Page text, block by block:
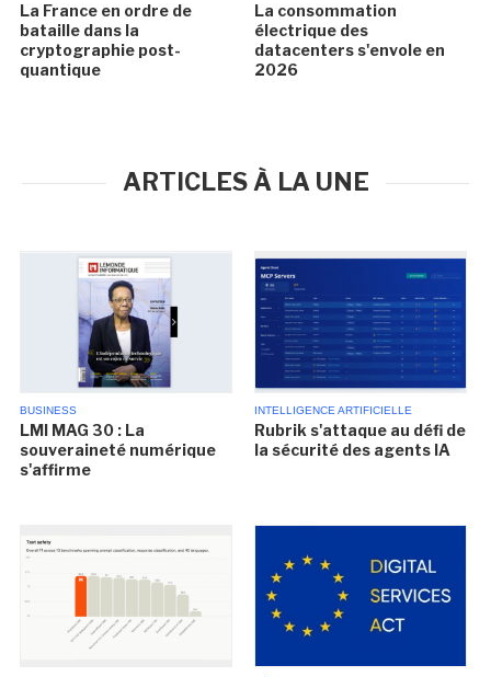
La France en ordre de
bataille dans la
cryptographie post-
quantique
La consommation
électrique des
datacenters s'envole en
2026
ARTICLES À LA UNE
BUSINESS
LMI MAG 30 : La
souveraineté numérique
s'affirme
INTELLIGENCE ARTIFICIELLE
Rubrik s'attaque au défi de
la sécurité des agents IA